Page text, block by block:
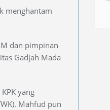
menghantam
dan pimpinan
Gadjah Mada
yang
Mahfud pun